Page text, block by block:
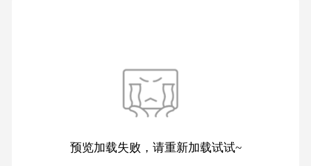
预览加载失败，请重新加载试试~